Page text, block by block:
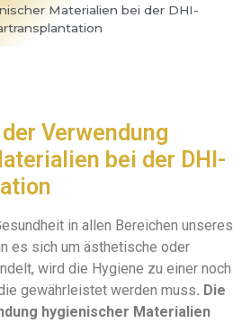
Materialien bei der DHI-
Verwendung
bei der DHI-
in allen Bereichen unseres
es sich um ästhetische oder
wird die Hygiene zu einer noch
gewährleistet werden muss. Die
hygienischer Materialien